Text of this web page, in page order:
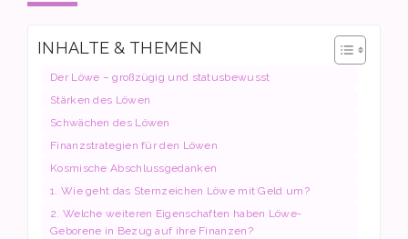
INHALTE & THEMEN
Der Löwe – großzügig und statusbewusst
Stärken des Löwen
Schwächen des Löwen
Finanzstrategien für den Löwen
Kosmische Abschlussgedanken
1. Wie geht das Sternzeichen Löwe mit Geld um?
2. Welche weiteren Eigenschaften haben Löwe-
Geborene in Bezug auf ihre Finanzen?